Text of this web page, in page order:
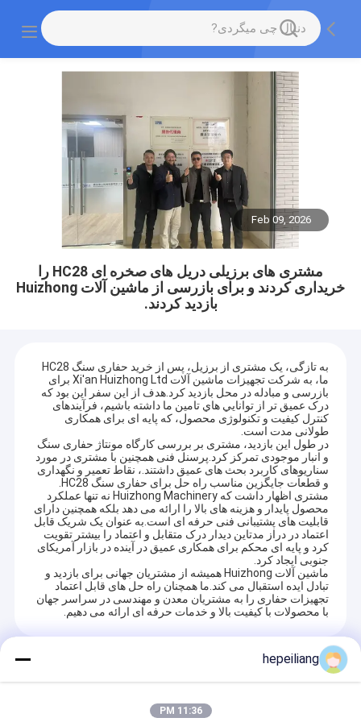
Feb 09, 2026
مشتری های برزیلی دریل های صخره ای HC28 را
خریداری کردند و برای بازرسی از ماشین آلات Huizhong
بازدید کردند.
به تازگی، یک مشتری از برزیل، پس از خرید حفاری سنگ HC28
ما، به شرکت تجهیزات ماشین آلات Xi'an Huizhong Ltd برای
بازرسی و مبادله در محل بازدید کرد.هدف از اين سفر اين بود که
درک عميق تر از توانايي هاي تامين ما داشته باشيم، فرآیندهای
کنترل کیفیت و تکنولوژی محصول، که پایه ای برای همکاری
طولانی مدت است.
در طول این بازدید، مشتری بر بررسی کارگاه مونتاژ حفاری سنگ
و انبار موجودی تمرکز کرد.پرسنل فنی همچنین با مشتری در مورد
سناریوهای کاربرد بحث های عمیق داشتند.، نقاط تعمیر و نگهداری
و قطعات جایگزین مناسب راه حل برای حفاری سنگ HC28.
مشتری اظهار داشت که Huizhong Machinery نه تنها عملکرد
محصول پایدار و هزینه های بالا را ارائه می دهد بلکه همچنین دارای
قابلیت های پشتیبانی فنی حرفه ای است.به عنوان یک شریک قابل
اعتماد در دراز مدتاین دیدار درک متقابل و اعتماد را بیشتر تقویت
کرد و پایه ای محکم برای همکاری عمیق در آینده در بازار آمریکای
جنوبی ایجاد کرد.
ماشین آلات Huizhong همیشه از مشتریان جهانی برای بازدید و
تبادل ایده استقبال می کند.ما همچنان راه حل های قابل اعتماد
تجهیزات حفاری را به مشتریان معدن و مهندسی در سراسر جهان
با محصولات با کیفیت بالا و خدمات حرفه ای ارائه می دهیم.
محصولات توصیه شده
hepeiliang
11:36 PM